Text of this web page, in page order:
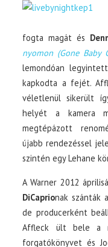
fogta magát és
nyomon (Gone Baby
lemondóan
kapkodta a fejét.
véletlenül sikerült
helyét a kamera
megtépázott
újabb rendezéssel
szintén egy Lehane
A Warner 2012
DiCaprionak szánták
de producerként
Affleck ült bele a
forgatókönyvet és